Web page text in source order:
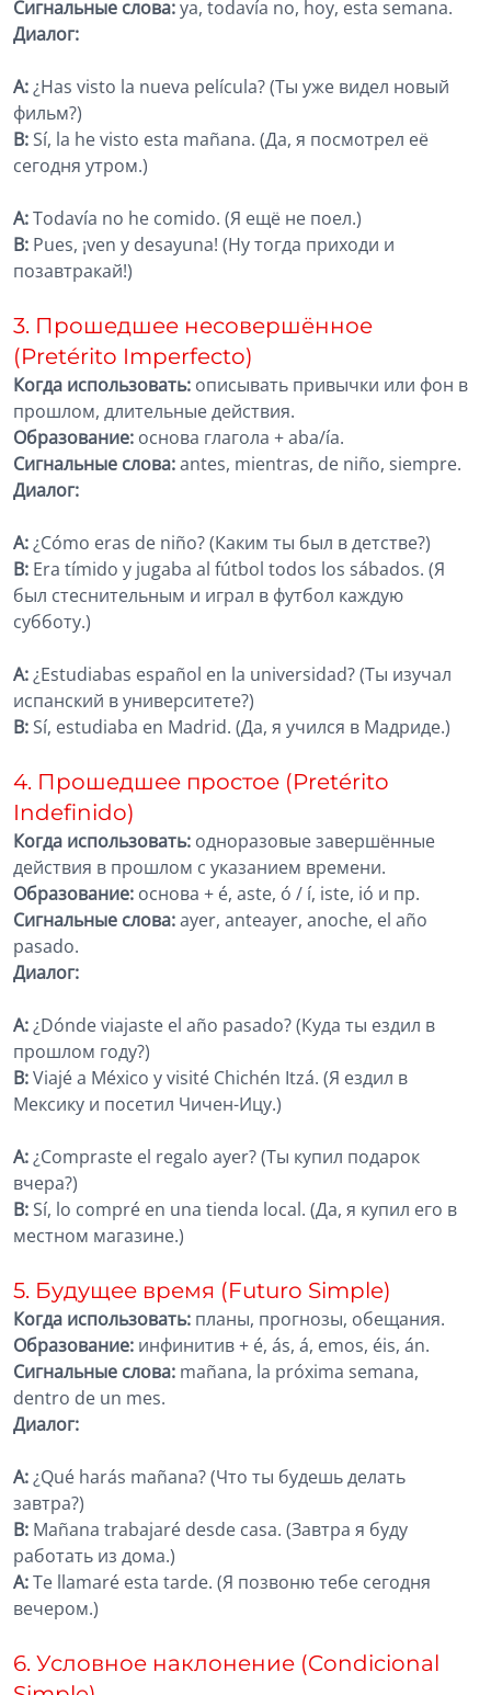
Сигнальные слова:ya, todavía no, hoy, esta semana.
Диалог:
A:¿Has visto la nueva película? (Ты уже видел новый
фильм?)
B:Sí, la he visto esta mañana. (Да, я посмотрел её
сегодня утром.)
A:Todavía no he comido. (Я ещё не поел.)
B: Pues, ¡ven y desayuna! (Ну тогда приходи и
позавтракай!)
3. Прошедшее несовершённое
(Pretérito Imperfecto)
Когда использовать: описывать привычки или фон в
прошлом, длительные действия.
Образование: основа глагола + aba/ía.
Сигнальные слова:antes, mientras, de niño, siempre.
Диалог:
A:¿Cómo eras de niño? (Каким ты был в детстве?)
B: Era tímido y jugaba al fútbol todos los sábados. (Я
был стеснительным и играл в футбол каждую
субботу.)
A:¿Estudiabas español en la universidad? (Ты изучал
испанский в университете?)
B:Sí, estudiaba en Madrid. (Да, я учился в Мадриде.)
4. Прошедшее простое (Pretérito
Indefinido)
Когда использовать: одноразовые завершённые
действия в прошлом с указанием времени.
Образование: основа + é, aste, ó / í, iste, ió и пр.
Сигнальные слова:ayer, anteayer, anoche, el año
pasado.
Диалог:
A:¿Dónde viajaste el año pasado? (Куда ты ездил в
прошлом году?)
B:Viajé a México y visité Chichén Itzá. (Я ездил в
Мексику и посетил Чичен-Ицу.)
A:¿Compraste el regalo ayer? (Ты купил подарок
вчера?)
B:Sí, lo compré en una tienda local. (Да, я купил его в
местном магазине.)
5. Будущее время (Futuro Simple)
Когда использовать: планы, прогнозы, обещания.
Образование: инфинитив + é, ás, á, emos, éis, án.
Сигнальные слова: mañana, la próxima semana,
dentro de un mes.
Диалог:
A:¿Qué harás mañana? (Что ты будешь делать
завтра?)
B: Mañana trabajaré desde casa. (Завтра я буду
работать из дома.)
A:Te llamaré esta tarde. (Я позвоню тебе сегодня
вечером.)
6. Условное наклонение (Condicional